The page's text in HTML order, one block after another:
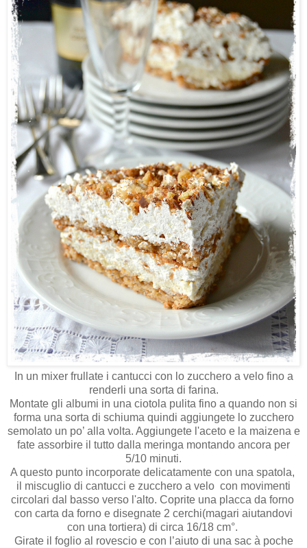
In un mixer frullate i cantucci con lo zucchero a velo fino a
renderli una sorta di farina.
Montate gli albumi in una ciotola pulita fino a quando non si
forma una sorta di schiuma quindi aggiungete lo zucchero
semolato un po’ alla volta. Aggiungete l'aceto e la maizena e
fate assorbire il tutto dalla meringa montando ancora per
5/10 minuti.
A questo punto incorporate delicatamente con una spatola,
il miscuglio di cantucci e zucchero a velo con movimenti
circolari dal basso verso l'alto. Coprite una placca da forno
con carta da forno e disegnate 2 cerchi(magari aiutandovi
con una tortiera) di circa 16/18 cm°.
Girate il foglio al rovescio e con l’aiuto di una sac à poche